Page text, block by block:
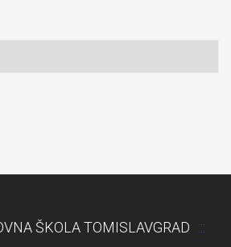
ŠKOLA TOMISLAVGRAD